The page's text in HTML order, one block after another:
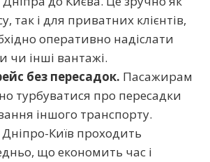
так і для приватних клієнтів,
оперативно надіслати
чи інші вантажі.
без пересадок. Пасажирам
турбуватися про пересадки
іншого транспорту.
Київ проходить
що економить час і